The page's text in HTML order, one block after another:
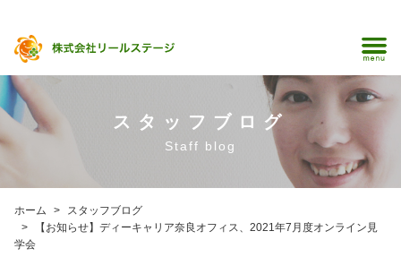
スタッフブログ
Staff blog
ホーム
スタッフブログ
【お知らせ】ディーキャリア奈良オフィス、2021年7月度オンライン見
学会